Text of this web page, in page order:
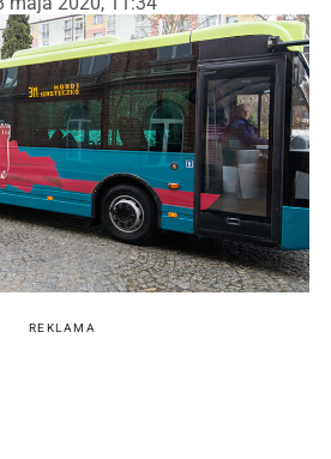
REKLAMA